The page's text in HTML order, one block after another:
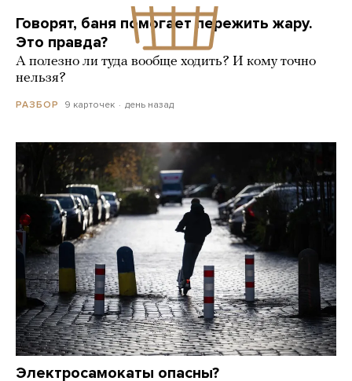
Говорят, баня помогает пережить жару.
Это правда?
А полезно ли туда вообще ходить? И кому точно
нельзя?
РАЗБОР 9 карточек день назад
Электросамокаты опасны?